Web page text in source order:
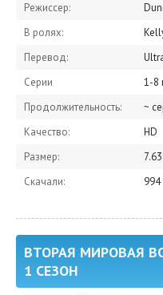
Режиссер:
В ролях:
Перевод:
Серии
1-8
Продолжительность:
~
Качество:
HD
Размер:
Скачали:
994
ВТОРАЯ МИРОВАЯ
1 СЕЗОН